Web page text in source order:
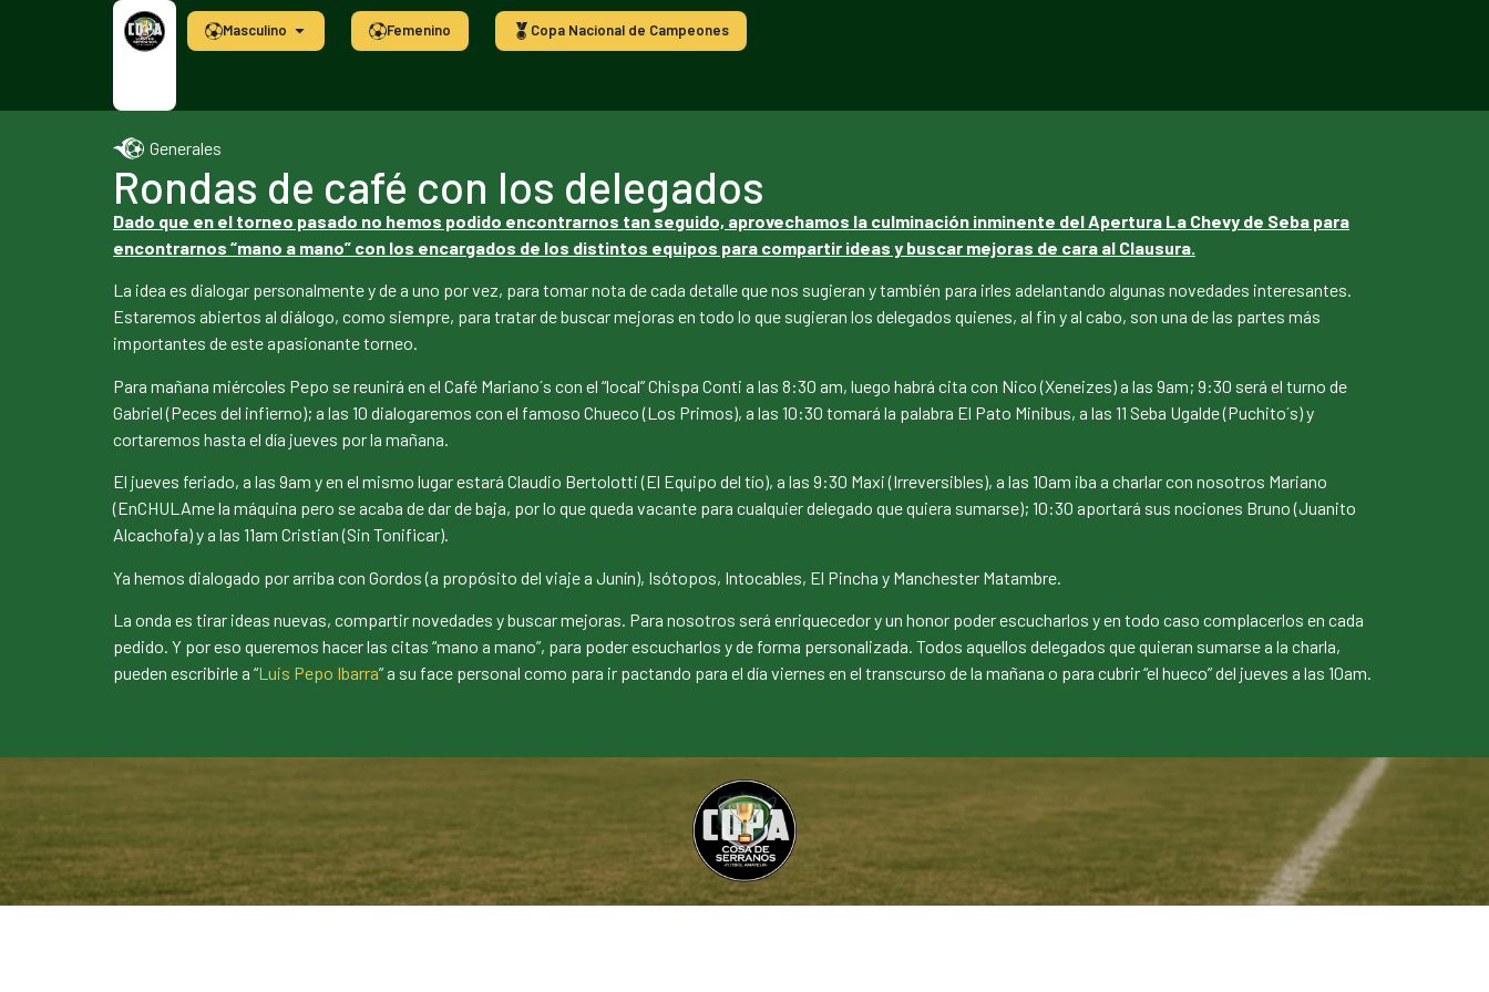
Masculino Femenino Copa Nacional de Campeones
Generales
Rondas de café con los delegados
Dado que en el torneo pasado no hemos podido encontrarnos tan seguido, aprovechamos la culminación inminente del Apertura La Chevy de Seba para
encontrarnos “mano a mano” con los encargados de los distintos equipos para compartir ideas y buscar mejoras de cara al Clausura.
La idea es dialogar personalmente y de a uno por vez, para tomar nota de cada detalle que nos sugieran y también para irles adelantando algunas novedades interesantes.
Estaremos abiertos al diálogo, como siempre, para tratar de buscar mejoras en todo lo que sugieran los delegados quienes, al fin y al cabo, son una de las partes más
importantes de este apasionante torneo.
Para mañana miércoles Pepo se reunirá en el Café Mariano´s con el “local” Chispa Conti a las 8:30 am, luego habrá cita con Nico (Xeneizes) a las 9am; 9:30 será el turno de
Gabriel (Peces del infierno); a las 10 dialogaremos con el famoso Chueco (Los Primos), a las 10:30 tomará la palabra El Pato Minibus, a las 11 Seba Ugalde (Puchito´s) y
cortaremos hasta el día jueves por la mañana.
El jueves feriado, a las 9am y en el mismo lugar estará Claudio Bertolotti (El Equipo del tío), a las 9:30 Maxi (Irreversibles), a las 10am iba a charlar con nosotros Mariano
(EnCHULAme la máquina pero se acaba de dar de baja, por lo que queda vacante para cualquier delegado que quiera sumarse); 10:30 aportará sus nociones Bruno (Juanito
Alcachofa) y a las 11am Cristian (Sin Tonificar).
Ya hemos dialogado por arriba con Gordos (a propósito del viaje a Junín), Isótopos, Intocables, El Pincha y Manchester Matambre.
La onda es tirar ideas nuevas, compartir novedades y buscar mejoras. Para nosotros será enriquecedor y un honor poder escucharlos y en todo caso complacerlos en cada
pedido. Y por eso queremos hacer las citas “mano a mano”, para poder escucharlos y de forma personalizada. Todos aquellos delegados que quieran sumarse a la charla,
pueden escribirle a “Luis Pepo Ibarra” a su face personal como para ir pactando para el día viernes en el transcurso de la mañana o para cubrir “el hueco” del jueves a las 10am.